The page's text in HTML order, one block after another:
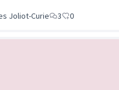
Joliot-Curie 3 0